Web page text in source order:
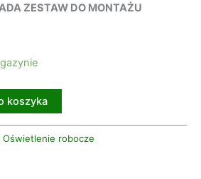
ZESTAW DO MONTAŻU
koszyka
Oświetlenie robocze